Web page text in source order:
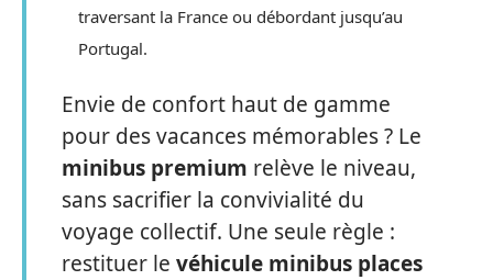
traversant la France ou débordant jusqu’au
Portugal.
Envie de confort haut de gamme
pour des vacances mémorables ? Le
minibus premium relève le niveau,
sans sacrifier la convivialité du
voyage collectif. Une seule règle :
restituer le véhicule minibus places